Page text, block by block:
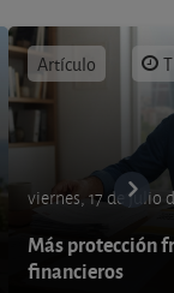
Artículo
viernes, 17 de julio
Más protección
financieros